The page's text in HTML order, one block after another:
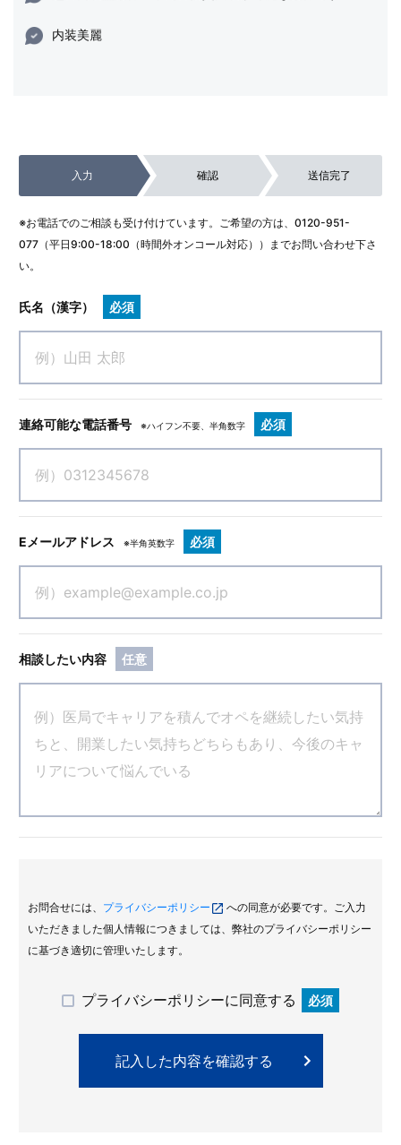
内装美麗
入力 確認 送信完了
※お電話でのご相談も受け付けています。ご希望の方は、 0120-951-
077 （平日9:00-18:00（時間外オンコール対応））までお問い合わせ下さ
い。
氏名（漢字） 必須
連絡可能な電話番号 ※ハイフン不要、半角数字 必須
Eメールアドレス ※半角英数字 必須
相談したい内容 任意
お問合せには、 プライバシーポリシー
への同意が必要です。ご入力
いただきました個人情報につきましては、弊社のプライバシーポリシー
に基づき適切に管理いたします。
プライバシーポリシーに同意する 必須